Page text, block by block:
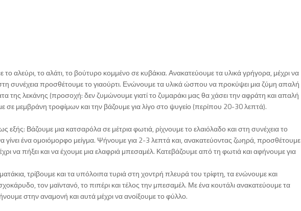
αλεύρι, το αλάτι, το βούτυρο κομμένο σε κυβάκια. Ανακατεύουμε τα υλικά γρήγορα, μέχρι να
συνέχεια προσθέτουμε το γιαούρτι. Ενώνουμε τα υλικά ώσπου να προκύψει μια ζύμη απαλή
της λεκάνης (προσοχή: δεν ζυμώνουμε γιατί το ζυμαράκι μας θα χάσει την αφράτη και απαλή
σε μεμβράνη τροφίμων και την βάζουμε για λίγο στο ψυγείο (περίπου 20-30 λεπτά).
εξής: Βάζουμε μια κατσαρόλα σε μέτρια φωτιά, ρίχνουμε το ελαιόλαδο και στη συνέχεια το
γίνει ένα ομοιόμορφο μείγμα. Ψήνουμε για 2-3 λεπτά και, ανακατεύοντας ζωηρά, προσθέτουμε
να πήξει και να έχουμε μια ελαφριά μπεσαμέλ. Κατεβάζουμε από τη φωτιά και αφήνουμε για
τρίβουμε και τα υπόλοιπα τυριά στη χοντρή πλευρά του τρίφτη, τα ενώνουμε και
τον μαϊντανό, το πιπέρι και τέλος την μπεσαμέλ. Με ένα κουτάλι ανακατεύουμε τα
στην αναμονή και αυτά μέχρι να ανοίξουμε το φύλλο.